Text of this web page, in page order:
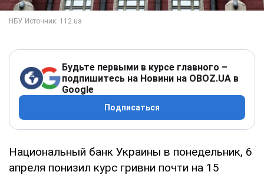
Будьте первыми в курсе главного –
подпишитесь на Новини на OBOZ.UA в
Google
Подписаться
Национальный банк Украины в понедельник, 6
апреля понизил курс гривни почти на 15